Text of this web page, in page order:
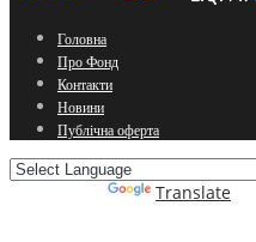
Головна
Про Фонд
Контакти
Новини
Публічна оферта
Translate